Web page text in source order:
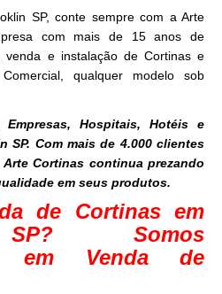
SP, conte sempre com a Arte
com mais de 15 anos de
venda e instalação de Cortinas e
qualquer modelo sob
Empresas, Hospitais, Hotéis e
SP. Com mais de 4.000 clientes
Cortinas continua prezando
em seus produtos.
de Cortinas em
Somos
em Venda de